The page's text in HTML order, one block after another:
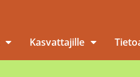
Kasvattajille